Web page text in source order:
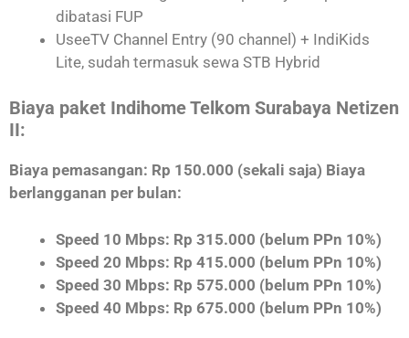
dibatasi FUP
UseeTV Channel Entry (90 channel) + IndiKids
Lite, sudah termasuk sewa STB Hybrid
Biaya paket Indihome Telkom Surabaya Netizen
II:
Biaya pemasangan: Rp 150.000 (sekali saja) Biaya
berlangganan per bulan:
Speed 10 Mbps: Rp 315.000 (belum PPn 10%)
Speed 20 Mbps: Rp 415.000 (belum PPn 10%)
Speed 30 Mbps: Rp 575.000 (belum PPn 10%)
Speed 40 Mbps: Rp 675.000 (belum PPn 10%)